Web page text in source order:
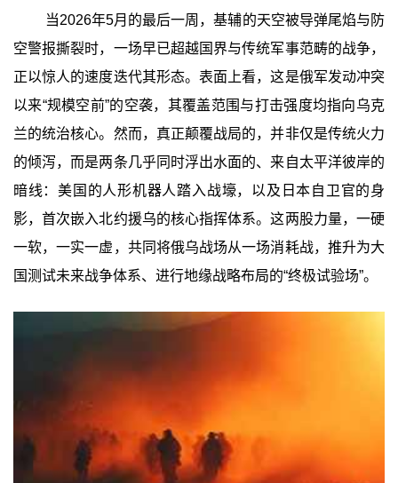
当2026年5月的最后一周，基辅的天空被导弹尾焰与防
空警报撕裂时，一场早已超越国界与传统军事范畴的战争，
正以惊人的速度迭代其形态。表面上看，这是俄军发动冲突
以来“规模空前”的空袭，其覆盖范围与打击强度均指向乌克
兰的统治核心。然而，真正颠覆战局的，并非仅是传统火力
的倾泻，而是两条几乎同时浮出水面的、来自太平洋彼岸的
暗线：美国的人形机器人踏入战壕，以及日本自卫官的身
影，首次嵌入北约援乌的核心指挥体系。这两股力量，一硬
一软，一实一虚，共同将俄乌战场从一场消耗战，推升为大
国测试未来战争体系、进行地缘战略布局的“终极试验场”。